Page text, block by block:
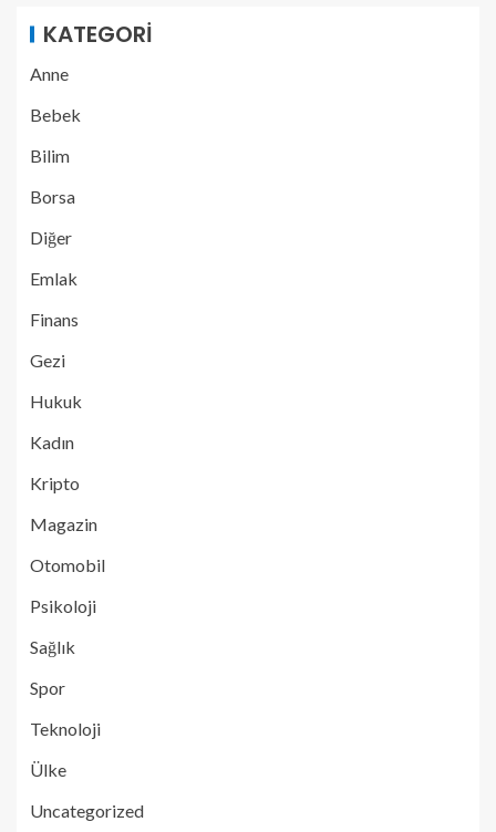
KATEGORI
Anne
Bebek
Bilim
Borsa
Diğer
Emlak
Finans
Gezi
Hukuk
Kadın
Kripto
Magazin
Otomobil
Psikoloji
Sağlık
Spor
Teknoloji
Ülke
Uncategorized